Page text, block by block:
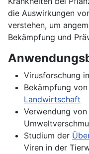
die Auswirkungen
verstehen, um
Bekämpfung und
Virusforschung
Bekämpfung
Landwirtschaft
Verwendung
Studium der
Viren in der